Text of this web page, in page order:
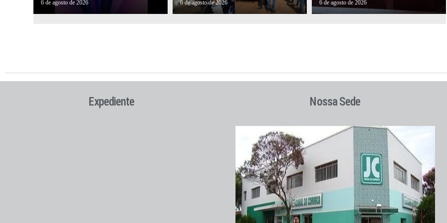
6 de agosto de 2026 6 de agosto de 2026 6 de agosto de 2026
Expediente Nossa Sede